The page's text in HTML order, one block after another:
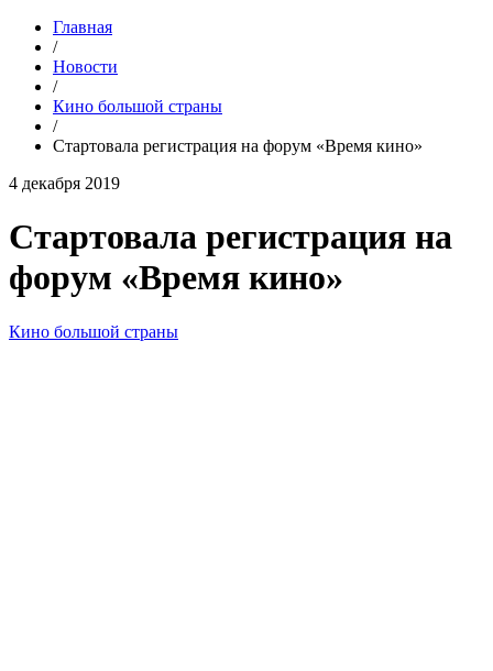
Главная
/
Новости
/
Кино большой страны
/
Стартовала регистрация на форум «Время кино»
4 декабря 2019
Стартовала регистрация на
форум «Время кино»
Кино большой страны